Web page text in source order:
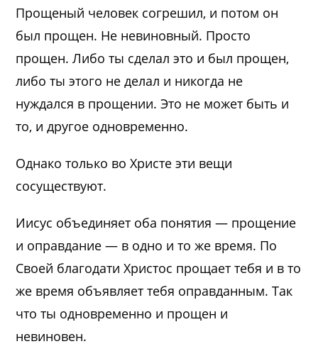
Прощеный человек согрешил, и потом он
был прощен. Не невиновный. Просто
прощен. Либо ты сделал это и был прощен,
либо ты этого не делал и никогда не
нуждался в прощении. Это не может быть и
то, и другое одновременно.
Однако только во Христе эти вещи
сосуществуют.
Иисус объединяет оба понятия — прощение
и оправдание — в одно и то же время. По
Своей благодати Христос прощает тебя и в то
же время объявляет тебя оправданным. Так
что ты одновременно и прощен и
невиновен.